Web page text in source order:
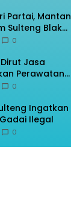
Partai, Mantan
Sulteng Blak-
0
Jasa
Perawatan
Sentosa
0
Ingatkan
Ilegal
0